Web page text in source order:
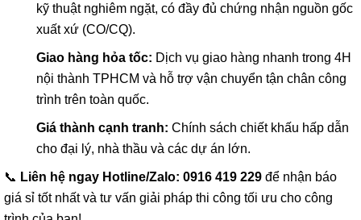
kỹ thuật nghiêm ngặt, có đầy đủ chứng nhận nguồn gốc
xuất xứ (CO/CQ).
Giao hàng hỏa tốc: Dịch vụ giao hàng nhanh trong 4H
nội thành TPHCM và hỗ trợ vận chuyển tận chân công
trình trên toàn quốc.
Giá thành cạnh tranh: Chính sách chiết khấu hấp dẫn
cho đại lý, nhà thầu và các dự án lớn.
📞 Liên hệ ngay Hotline/Zalo: 0916 419 229 để nhận báo
giá sỉ tốt nhất và tư vấn giải pháp thi công tối ưu cho công